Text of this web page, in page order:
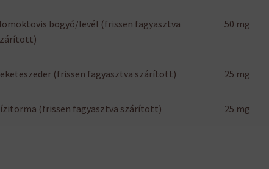
bogyó/levél (frissen fagyasztva
50 mg
(frissen fagyasztva szárított) 25 mg
(frissen fagyasztva szárított) 25 mg